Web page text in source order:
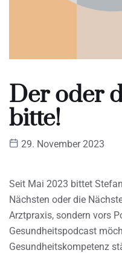
Der oder
bitte!
29. November 2023
Seit Mai 2023 bittet
Nächsten oder die
Arztpraxis, sondern vors
Gesundheitspodcast
Gesundheitskompetenz